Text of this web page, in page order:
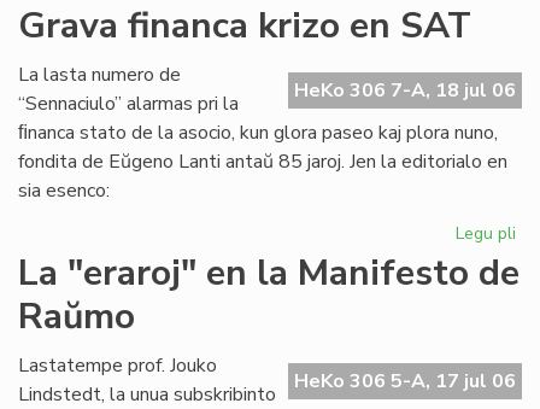
Grava financa krizo en SAT
HeKo 306 7-A, 18 jul 06
La lasta numero de
“Sennaciulo” alarmas pri la
ﬁnanca stato de la asocio, kun glora paseo kaj plora nuno,
fondita de Eŭgeno Lanti antaŭ 85 jaroj. Jen la editorialo en
sia esenco:
Legu pli
La "eraroj" en la Manifesto de
Raŭmo
HeKo 306 5-A, 17 jul 06
Lastatempe prof. Jouko
Lindstedt, la unua subskribinto